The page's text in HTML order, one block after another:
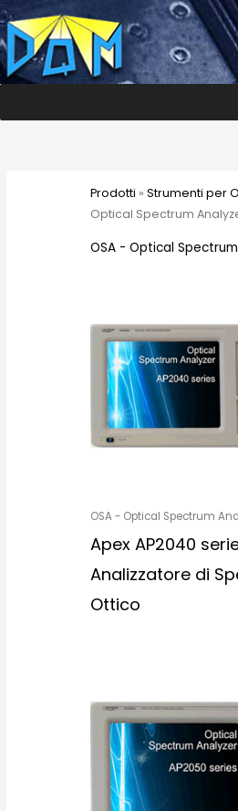
Prodotti » Strumenti per
Optical Spectrum
OSA - Optical
OSA - Optical Spectrum
Apex AP2040
Analizzatore di
Ottico